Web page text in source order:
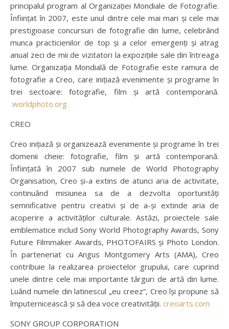
principalul program al Organizației Mondiale de Fotografie.
Înființat în 2007, este unul dintre cele mai mari și cele mai
prestigioase concursuri de fotografie din lume, celebrând
munca practicienilor de top și a celor emergenți și atrag
anual zeci de mii de vizitatori la expozițiile sale din întreaga
lume. Organizația Mondială de Fotografie este ramura de
fotografie a Creo, care inițiază evenimente și programe în
trei sectoare: fotografie, film și artă contemporană.
worldphoto.org
CREO
Creo inițiază și organizează evenimente și programe în trei
domenii cheie: fotografie, film și artă contemporană.
Înființată în 2007 sub numele de World Photography
Organisation, Creo și-a extins de atunci aria de activitate,
continuând misiunea sa de a dezvolta oportunități
semnificative pentru creativi și de a-și extinde aria de
acoperire a activităților culturale. Astăzi, proiectele sale
emblematice includ Sony World Photography Awards, Sony
Future Filmmaker Awards, PHOTOFAIRS și Photo London.
În parteneriat cu Angus Montgomery Arts (AMA), Creo
contribuie la realizarea proiectelor grupului, care cuprind
unele dintre cele mai importante târguri de artă din lume.
Luând numele din latinescul „eu creez”, Creo își propune să
împuternicească și să dea voce creativității. creoarts.com
SONY GROUP CORPORATION